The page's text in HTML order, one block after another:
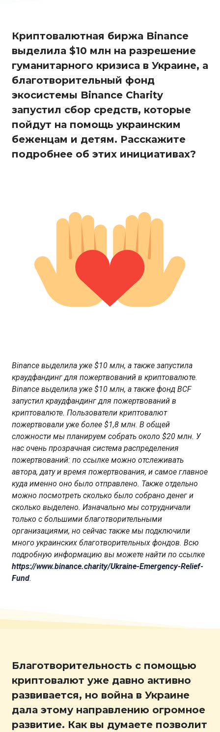
Криптовалютная биржа Binance
выделила $10 млн на разрешение
гуманитарного кризиса в Украине, а
благотворительный фонд
экосистемы Binance Charity
запустил сбор средств, которые
пойдут на помощь украинским
беженцам и детям. Расскажите
подробнее об этих инициативах?
Binance выделила уже $10 млн, а также запустила
краудфандинг для пожертвований в криптовалюте.
Binance выделила уже $10 млн, а также фонд BCF
запустил краудфандинг для пожертвований в
криптовалюте. Пользователи криптовалют
пожертвовали уже более $1,8 млн. В общей
сложности мы планируем собрать около $20 млн. У
нас очень прозрачная система распределения
пожертвований: по ссылке можно отслеживать
автора, дату и время пожертвования, и самое главное
куда именно оно было отправлено. Также отдельно
можно посмотреть сколько было собрано денег и
сколько выделено. Изначально мы сотрудничали
только с большими благотворительными
организациями, но сейчас также мы подключили
много украинских благотворительных фондов. Всю
подробную информацию вы можете найти по ссылке
https://www.binance.charity/Ukraine-Emergency-Relief-
Fund.
Благотворительность с помощью
криптовалют уже давно активно
развивается, но война в Украине
дала этому направлению огромное
развитие. Как вы думаете позволит